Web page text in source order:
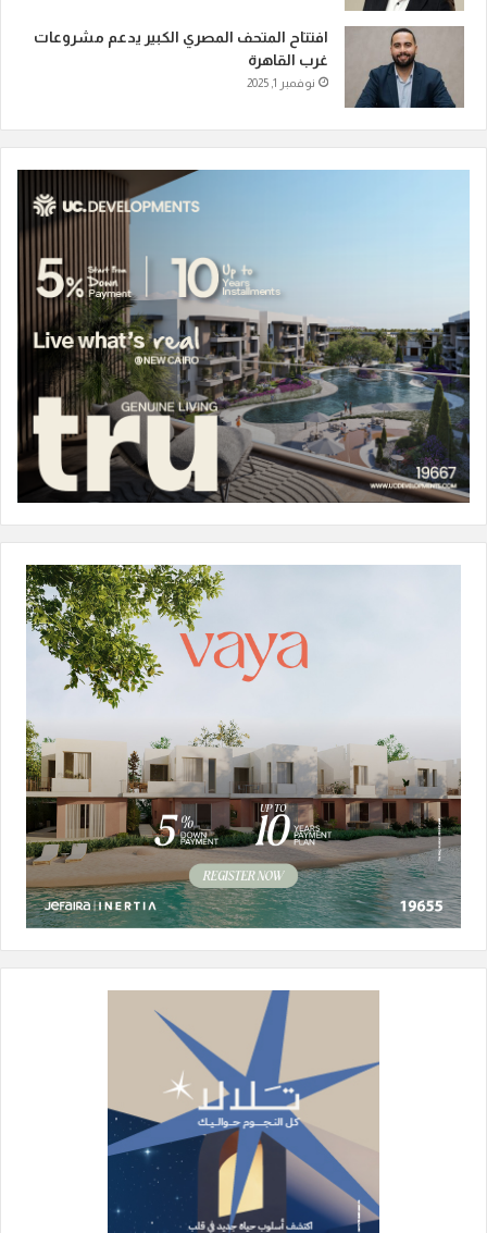
افتتاح المتحف المصري الكبير يدعم مشروعات
غرب القاهرة
نوفمبر 1, 2025